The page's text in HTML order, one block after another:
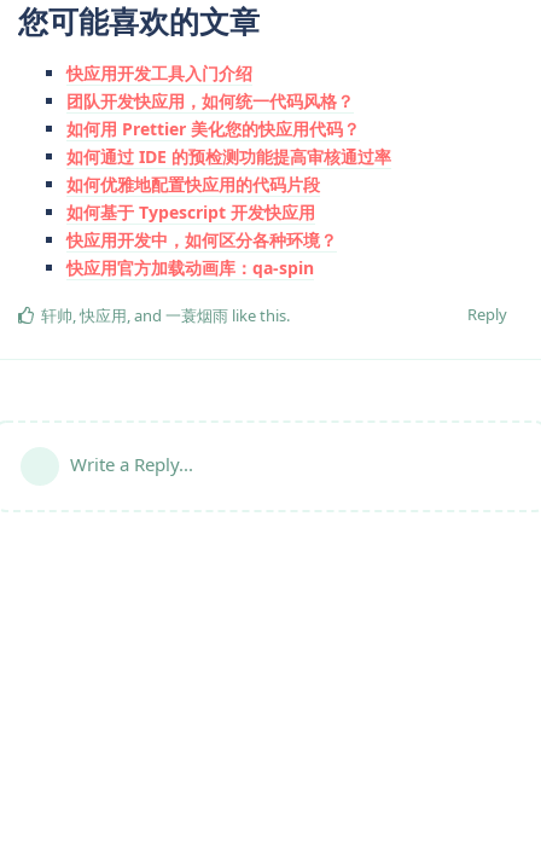
您可能喜欢的文章
快应用开发工具入门介绍
团队开发快应用，如何统一代码风格？
如何用 Prettier 美化您的快应用代码？
如何通过 IDE 的预检测功能提高审核通过率
如何优雅地配置快应用的代码片段
如何基于 Typescript 开发快应用
快应用开发中，如何区分各种环境？
快应用官方加载动画库：qa-spin
Reply
轩帅,快应用, and 一蓑烟雨 like this.
Write a Reply...